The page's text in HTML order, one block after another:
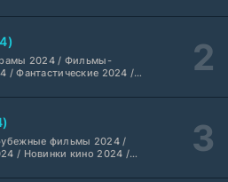
5 серия
HDrezka Studio
Dragon Money Studio
Библиотекари: Следующая глава (2026)
фильмы / Фильмы
/ Интересные фильмы /
фильмы
2024 / Фильмы-
/ Фантастические 2024 /
в 4K UHD / Американские
фильмы 2024 /
/ Новинки кино 2024 /
/ Фильмы смотреть /